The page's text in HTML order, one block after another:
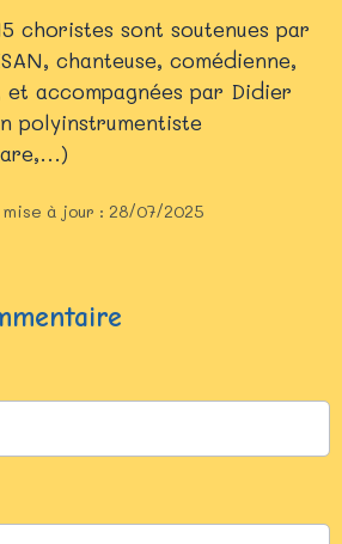
choristes sont soutenues par
chanteuse, comédienne,
et accompagnées par Didier
polyinstrumentiste
à jour : 28/07/2025